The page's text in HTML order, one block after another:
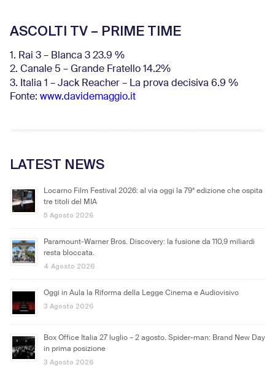
ASCOLTI TV – PRIME TIME
1. Rai 3 – Blanca 3 23.9 %
2. Canale 5 – Grande Fratello 14.2%
3. Italia 1 – Jack Reacher – La prova decisiva 6.9 %
Fonte: www.davidemaggio.it
LATEST NEWS
Locarno Film Festival 2026: al via oggi la 79ª edizione che ospita
tre titoli del MIA
5 Agosto 2026
Paramount-Warner Bros. Discovery: la fusione da 110,9 miliardi
resta bloccata.
4 Agosto 2026
Oggi in Aula la Riforma della Legge Cinema e Audiovisivo
3 Agosto 2026
Box Office Italia 27 luglio – 2 agosto. Spider-man: Brand New Day
in prima posizione
3 Agosto 2026